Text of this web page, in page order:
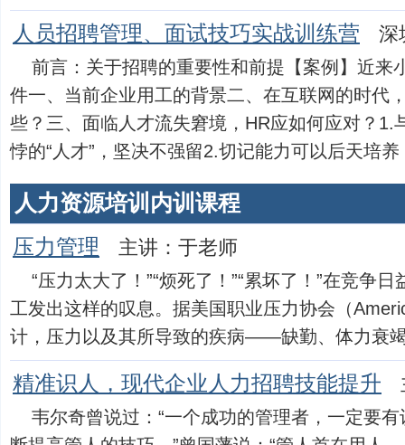
人员招聘管理、面试技巧实战训练营 深
前言：关于招聘的重要性和前提【案例】近来
件一、当前企业用工的背景二、在互联网的时代
些？三、面临人才流失窘境，HR应如何应对？1.
悖的“人才”，坚决不强留2.切记能力可以后天培
人力资源培训内训课程
压力管理 主讲：于老师
“压力太大了！”“烦死了！”“累坏了！”在竞争
工发出这样的叹息。据美国职业压力协会（
计，压力以及其所导致的疾病——缺勤、体力衰
精准识人，现代企业人力招聘技能提升
韦尔奇曾说过：“一个成功的管理者，一定要